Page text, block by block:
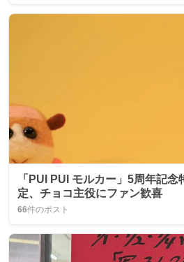
「PUI PUI モルカー」5周年記
定、チョコ主役にファン歓喜
66件のポスト